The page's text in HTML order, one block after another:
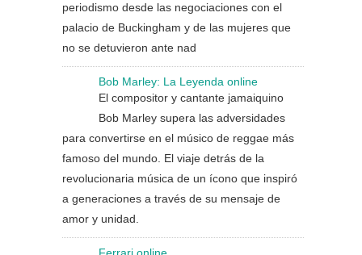
periodismo desde las negociaciones con el
palacio de Buckingham y de las mujeres que
no se detuvieron ante nad
Bob Marley: La Leyenda online
El compositor y cantante jamaiquino
Bob Marley supera las adversidades
para convertirse en el músico de reggae más
famoso del mundo. El viaje detrás de la
revolucionaria música de un ícono que inspiró
a generaciones a través de su mensaje de
amor y unidad.